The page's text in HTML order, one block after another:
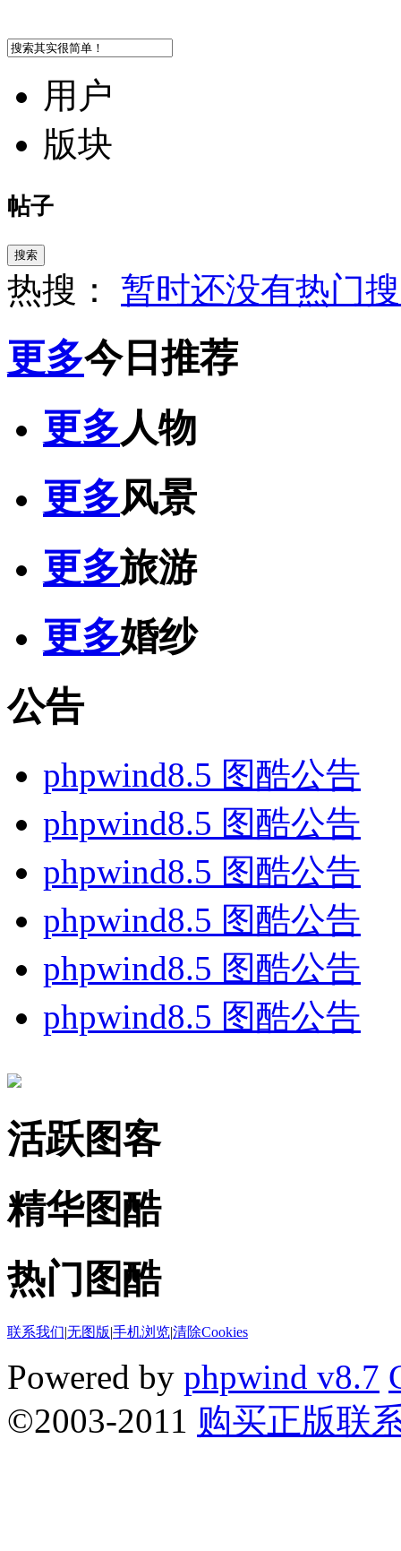
用户
版块
帖子
搜索
热搜： 暂时还没有热门
更多今日推荐
更多人物
更多风景
更多旅游
更多婚纱
公告
phpwind8.5 图酷公告
phpwind8.5 图酷公告
phpwind8.5 图酷公告
phpwind8.5 图酷公告
phpwind8.5 图酷公告
phpwind8.5 图酷公告
活跃图客
精华图酷
热门图酷
联系我们|无图版|手机浏览|清除Cookies
Powered by phpwind v8.7
©2003-2011 购买正版联